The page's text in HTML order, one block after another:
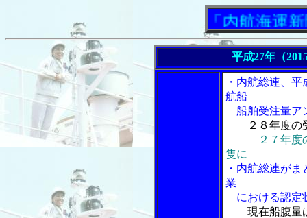
「内航海運新聞」
平成27年（
・内航総連、
航船
船舶受注量ア
２８年度の
２７年
隻に
・内航総連が
業
における認定
現在船腹量